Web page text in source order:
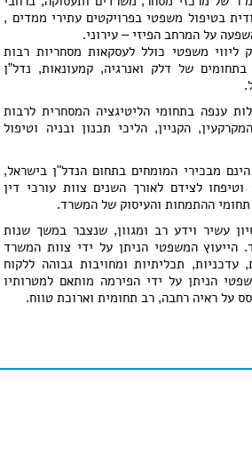
בטיפול משפטי בפרויקטים עתירי ממדים ,
על המרחב הפיזי – עירוני.
ליווי משפטי כולל לעסקאות מסחריות רבות
של דלק ואנרגיה, קמעונאות, נדל”ן
ענפה בתחומי הליטיגציה המסחרית לרבות
הקניין, הליכי תכנון ובניה וטיפול
מבכירי המומחים בתחום הנדל"ן בישראל,
וטיפחו לצידם לאורך השנים צוות עורכי דין
תחומי ההתמחות והעיסוק של המשרד.
עשיר וידע רב ומגוון, שנצבר במשך שנות
הייעוץ המשפטי הניתן על ידי צוות המשרד
עדכניות, תכליתיות ומחויבות גבוהה ללקוח
הניתן על ידי הפירמה מותאם למטרותיו
על ראיה רחבה, רב תחומית וארוכת טווח.